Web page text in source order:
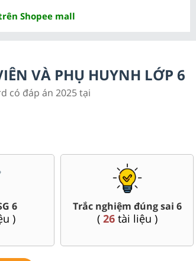
Shopee mall
VÀ PHỤ HUYNH LỚP 6
có đáp án 2025 tại
Powerpoint Văn,
Sử, Địa 6....
33tài liệu )
Giáo án word 6
(64 tài liệu )